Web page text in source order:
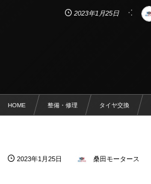
2023年1月25日
HOME 整備・修理 タイヤ交換
2023年1月25日 桑田モータース